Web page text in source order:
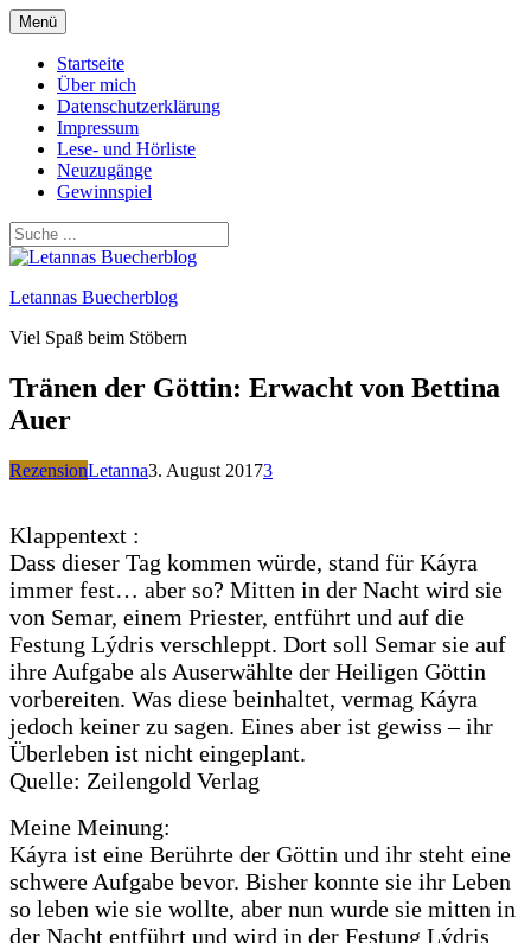
Zum
Inhalt
springen
Menü
Startseite
Über mich
Datenschutzerklärung
Impressum
Lese- und Hörliste
Neuzugänge
Gewinnspiel
Letannas Buecherblog
Viel Spaß beim Stöbern
Tränen der Göttin: Erwacht von Bettina
Auer
RezensionLetanna3. August 20173
Klappentext :
Dass dieser Tag kommen würde, stand für Káyra
immer fest… aber so? Mitten in der Nacht wird sie
von Semar, einem Priester, entführt und auf die
Festung Lýdris verschleppt. Dort soll Semar sie auf
ihre Aufgabe als Auserwählte der Heiligen Göttin
vorbereiten. Was diese beinhaltet, vermag Káyra
jedoch keiner zu sagen. Eines aber ist gewiss – ihr
Überleben ist nicht eingeplant.
Quelle: Zeilengold Verlag
Meine Meinung:
Káyra ist eine Berührte der Göttin und ihr steht eine
schwere Aufgabe bevor. Bisher konnte sie ihr Leben
so leben wie sie wollte, aber nun wurde sie mitten in
der Nacht entführt und wird in der Festung Lýdris